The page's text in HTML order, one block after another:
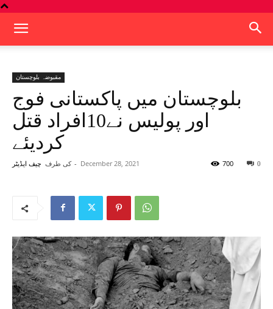
مقبوضہ بلوچستان
بلوچستان میں پاکستانی فوج
اور پولیس نے10افراد قتل
کردیئے
کی طرف چیف ایڈیٹر - December 28, 2021 0
700